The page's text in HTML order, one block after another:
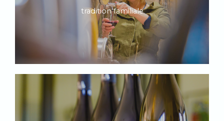
tradition familiale